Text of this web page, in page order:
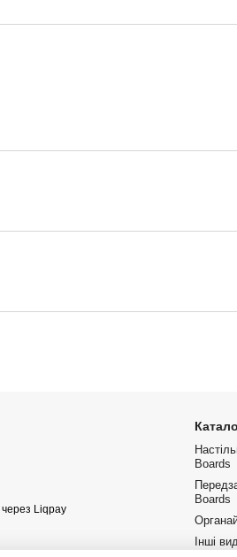
Boards
Boards
Інші